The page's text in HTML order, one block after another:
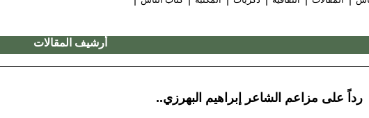
أرشيف المقالات
رداً على مزاعم الشاعر إبراهيم البهرزي..